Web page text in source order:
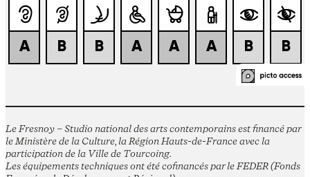
Le Fresnoy – Studio national des arts contemporains est financé par
le Ministère de la Culture, la Région Hauts-de-France avec la
participation de la Ville de Tourcoing.
Les équipements techniques ont été cofinancés par le FEDER (Fonds